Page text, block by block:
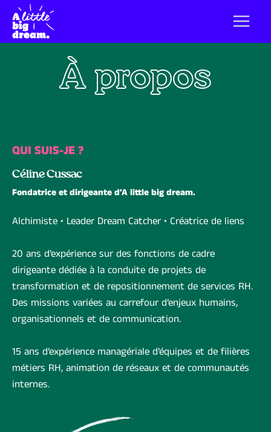
À propos
QUI SUIS-JE ?
Céline Cussac
Fondatrice et dirigeante d’A little big dream.
Alchimiste • Leader Dream Catcher • Créatrice de liens
20 ans d’expérience sur des fonctions de cadre
dirigeante dédiée à la conduite de projets de
transformation et de repositionnement de services RH.
Des missions variées au carrefour d’enjeux humains,
organisationnels et de communication.
15 ans d’expérience managériale d’équipes et de filières
métiers RH, animation de réseaux et de communautés
internes.